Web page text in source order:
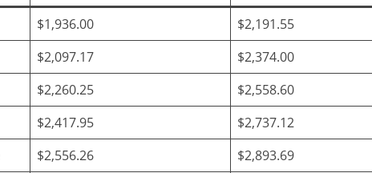
$1,936.00
$2,191.55
$2,097.17
$2,374.00
$2,260.25
$2,558.60
$2,417.95
$2,737.12
$2,556.26
$2,893.69